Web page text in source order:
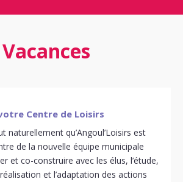
Vacances
Centre de Loisirs
naturellement qu’Angoul’Loisirs est
de la nouvelle équipe municipale
et co-construire avec les élus, l’étude,
et l’adaptation des actions